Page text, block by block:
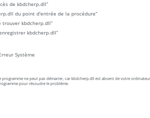
de kbdcherp.dll”
du point d'entrée de la procédure”
trouver kbdcherp.dll”
kbdcherp.dll”
Système
programme ne peut pas démarrer, car kbdcherp.dll est absent de votre
pour résoudre le problème.